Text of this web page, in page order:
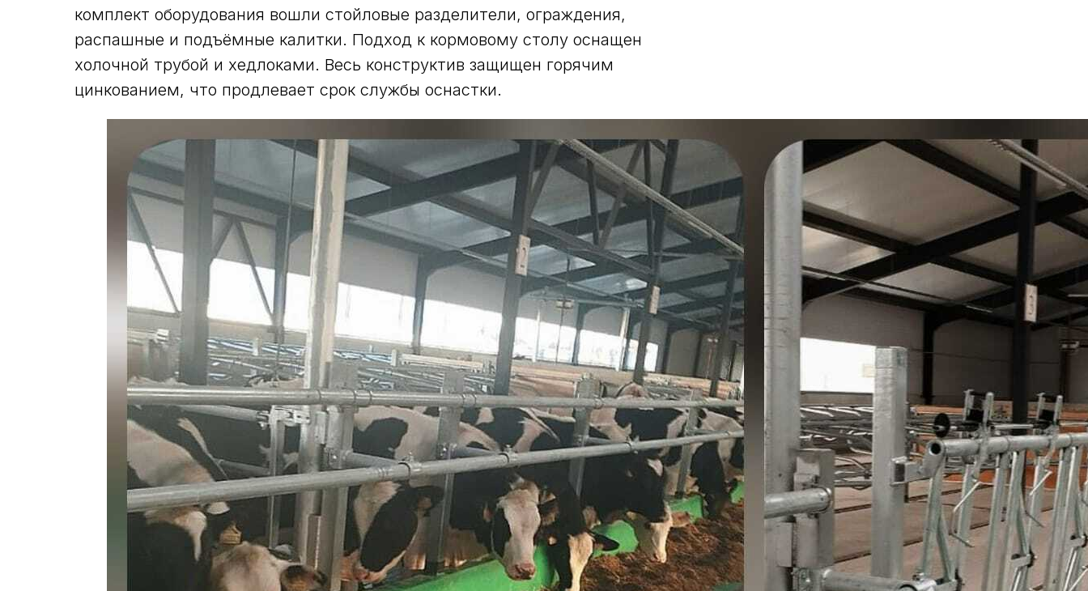
комплект оборудования вошли стойловые разделители, ограждения,
распашные и подъёмные калитки. Подход к кормовому столу оснащен
холочной трубой и хедлоками. Весь конструктив защищен горячим
цинкованием, что продлевает срок службы оснастки.